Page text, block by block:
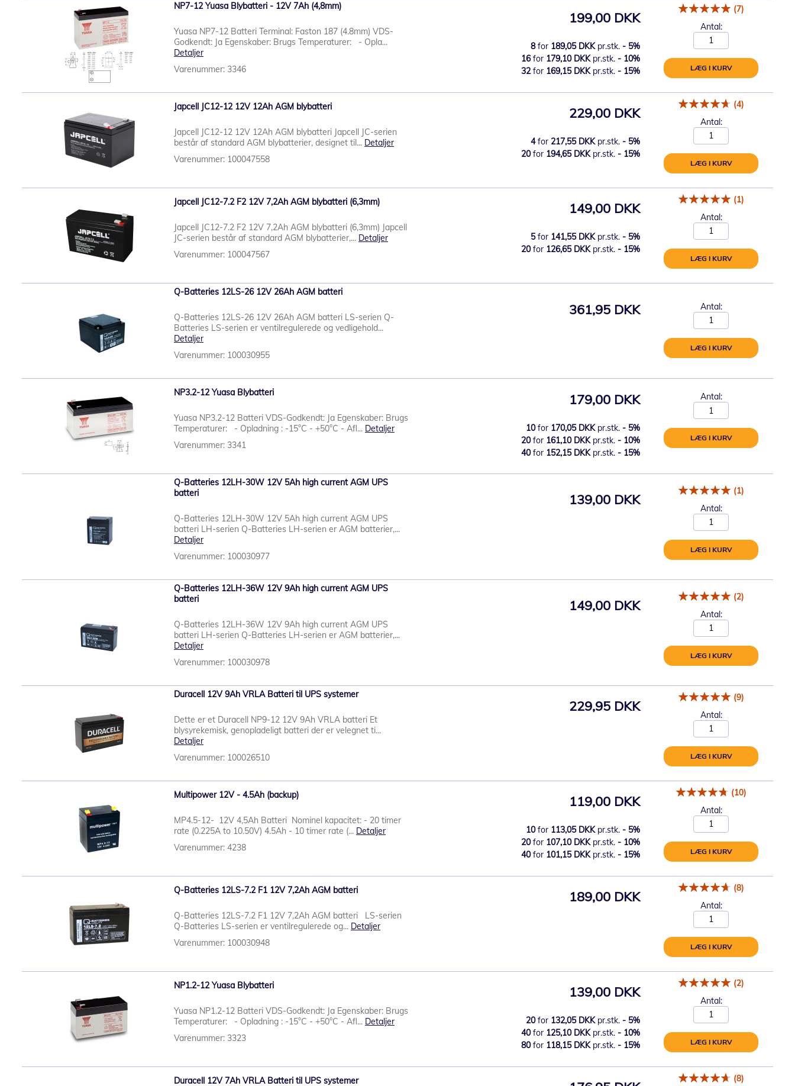
NP7-12 Yuasa Blybatteri - 12V 7Ah (4,8mm)
Yuasa NP7-12 Batteri Terminal: Faston 187 (4.8mm) VDS-
Godkendt: Ja Egenskaber: Brugs Temperaturer: - Opla...
Detaljer
Varenummer: 3346
199,00 DKK
8for 189,05 DKK pr.stk. - 5%
16for 179,10 DKK pr.stk. - 10%
32 for 169,15 DKK pr.stk. - 15%
(7)
Antal:
LÆG I KURV
Japcell JC12-12 12V 12Ah AGM blybatteri
Japcell JC12-12 12V 12Ah AGM blybatteri Japcell JC-serien
består af standard AGM blybatterier, designet til... Detaljer
Varenummer: 100047558
229,00 DKK
4for 217,55 DKK pr.stk. - 5%
20for 194,65 DKK pr.stk. - 15%
(4)
Antal:
LÆG I KURV
Japcell JC12-7.2 F2 12V 7,2Ah AGM blybatteri (6,3mm)
Japcell JC12-7.2 F2 12V 7,2Ah AGM blybatteri (6,3mm) Japcell
JC-serien består af standard AGM blybatterier,... Detaljer
Varenummer: 100047567
149,00 DKK
5for 141,55 DKK pr.stk. - 5%
20for 126,65 DKK pr.stk. - 15%
(1)
Antal:
LÆG I KURV
Q-Batteries 12LS-26 12V 26Ah AGM batteri
Q-Batteries 12LS-26 12V 26Ah AGM batteri LS-serien Q-
Batteries LS-serien er ventilregulerede og vedligehold...
Detaljer
Varenummer: 100030955
361,95 DKK Antal:
LÆG I KURV
NP3.2-12 Yuasa Blybatteri
Yuasa NP3.2-12 Batteri VDS-Godkendt: Ja Egenskaber: Brugs
Temperaturer: - Opladning : -15°C - +50°C - Afl... Detaljer
Varenummer: 3341
179,00 DKK
10for 170,05 DKK pr.stk. - 5%
20for 161,10 DKK pr.stk. - 10%
40for 152,15 DKK pr.stk. - 15%
Antal:
LÆG I KURV
Q-Batteries 12LH-30W 12V 5Ah high current AGM UPS
batteri
Q-Batteries 12LH-30W 12V 5Ah high current AGM UPS
batteri LH-serien Q-Batteries LH-serien er AGM batterier,...
Detaljer
Varenummer: 100030977
139,00 DKK
(1)
Antal:
LÆG I KURV
Q-Batteries 12LH-36W 12V 9Ah high current AGM UPS
batteri
Q-Batteries 12LH-36W 12V 9Ah high current AGM UPS
batteri LH-serien Q-Batteries LH-serien er AGM batterier,...
Detaljer
Varenummer: 100030978
149,00 DKK
(2)
Antal:
LÆG I KURV
Duracell 12V 9Ah VRLA Batteri til UPS systemer
Dette er et Duracell NP9-12 12V 9Ah VRLA batteri Et
blysyrekemisk, genopladeligt batteri der er velegnet ti...
Detaljer
Varenummer: 100026510
229,95 DKK
(9)
Antal:
LÆG I KURV
Multipower 12V - 4.5Ah (backup)
MP4.5-12- 12V 4,5Ah Batteri Nominel kapacitet: - 20 timer
rate (0.225A to 10.50V) 4.5Ah - 10 timer rate (... Detaljer
Varenummer: 4238
119,00 DKK
10for 113,05 DKK pr.stk. - 5%
20for 107,10 DKK pr.stk. - 10%
40for 101,15 DKK pr.stk. - 15%
(10)
Antal:
LÆG I KURV
Q-Batteries 12LS-7.2 F1 12V 7,2Ah AGM batteri
Q-Batteries 12LS-7.2 F1 12V 7,2Ah AGM batteri LS-serien
Q-Batteries LS-serien er ventilregulerede og... Detaljer
Varenummer: 100030948
189,00 DKK
(8)
Antal:
LÆG I KURV
NP1.2-12 Yuasa Blybatteri
Yuasa NP1.2-12 Batteri VDS-Godkendt: Ja Egenskaber: Brugs
Temperaturer: - Opladning : -15°C - +50°C - Afl... Detaljer
Varenummer: 3323
139,00 DKK
20for 132,05 DKK pr.stk. - 5%
40for 125,10 DKK pr.stk. - 10%
80for 118,15 DKK pr.stk. - 15%
(2)
Antal:
LÆG I KURV
Duracell 12V 7Ah VRLA Batteri til UPS systemer (8)